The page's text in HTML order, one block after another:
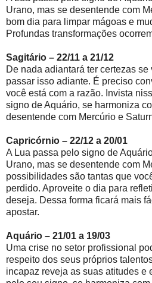
Urano, mas se desentende com
bom dia para limpar mágoas e
Profundas transformações
Sagitário – 22/11 a 21/12
De nada adiantará ter certezas
passar isso adiante. É preciso
você está com a razão. Invista
signo de Aquário, se harmoniza
desentende com Mercúrio e
Capricórnio – 22/12 a 20/01
A Lua passa pelo signo de
Urano, mas se desentende com
possibilidades são tantas que
perdido. Aproveite o dia para
deseja. Dessa forma ficará mais
apostar.
Aquário – 21/01 a 19/03
Uma crise no setor profissional
respeito dos seus próprios
incapaz reveja as suas atitudes e